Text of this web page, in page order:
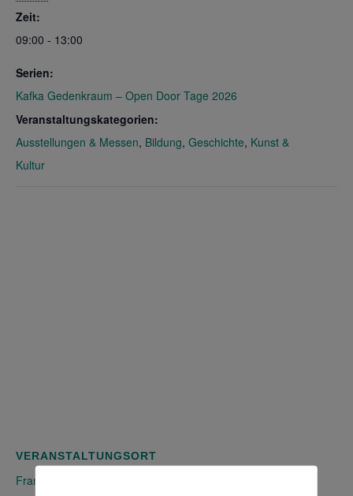
Zeit:
09:00 - 13:00
Serien:
Kafka Gedenkraum – Open Door Tage 2026
Veranstaltungskategorien:
Ausstellungen & Messen, Bildung, Geschichte, Kunst &
Kultur
VERANSTALTUNGSORT
Franz-Kafka Gedenkraum